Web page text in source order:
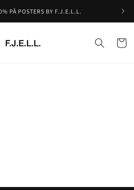
PÅ POSTERS BY F.J.E.L.L.